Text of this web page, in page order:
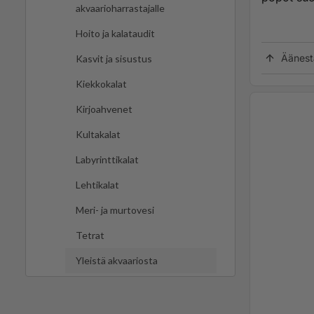
akvaarioharrastajalle
Hoito ja kalataudit
Kasvit ja sisustus
Kiekkokalat
Kirjoahvenet
Kultakalat
Labyrinttikalat
Lehtikalat
Meri- ja murtovesi
Tetrat
Yleistä akvaariosta